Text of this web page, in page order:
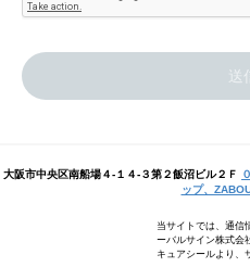
大阪市中央区南船場４-１４-３第２飯沼ビル２Ｆ
ップ、
当サイトでは、通信
ーバルサイン株式会
キュアシールより、